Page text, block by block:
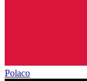
Polaco